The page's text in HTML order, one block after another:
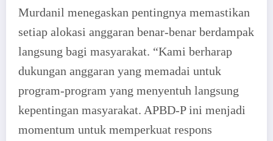
Murdanil menegaskan pentingnya memastikan
setiap alokasi anggaran benar-benar berdampak
langsung bagi masyarakat. “Kami berharap
dukungan anggaran yang memadai untuk
program-program yang menyentuh langsung
kepentingan masyarakat. APBD-P ini menjadi
momentum untuk memperkuat respons